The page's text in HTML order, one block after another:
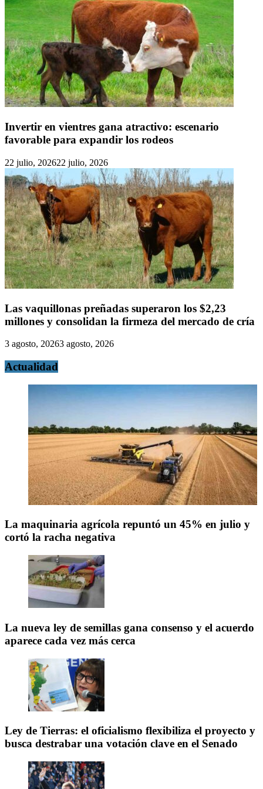
Invertir en vientres gana atractivo: escenario
favorable para expandir los rodeos
22 julio, 202622 julio, 2026
Las vaquillonas preñadas superaron los $2,23
millones y consolidan la firmeza del mercado de cría
3 agosto, 20263 agosto, 2026
Actualidad
La maquinaria agrícola repuntó un 45% en julio y
cortó la racha negativa
La nueva ley de semillas gana consenso y el acuerdo
aparece cada vez más cerca
Ley de Tierras: el oficialismo flexibiliza el proyecto y
busca destrabar una votación clave en el Senado